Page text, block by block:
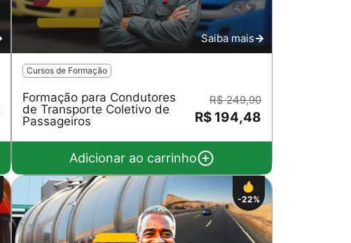
Saiba mais
Cursos de Formação
Formação para Condutores
de Transporte Coletivo de
Passageiros
R$ 249,90
R$ 194,48
Adicionar ao carrinho
-22%